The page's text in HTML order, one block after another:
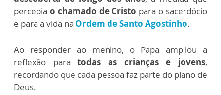
percebia o chamado de Cristo para o sacerdócio
e para a vida na Ordem de Santo Agostinho.
Ao responder ao menino, o Papa ampliou a
reflexão paratodas as crianças e jovens,
recordando que cada pessoa faz parte do plano de
Deus.